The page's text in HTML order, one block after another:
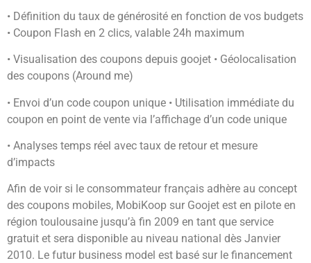
• Définition du taux de générosité en fonction de vos budgets
• Coupon Flash en 2 clics, valable 24h maximum
• Visualisation des coupons depuis goojet • Géolocalisation
des coupons (Around me)
• Envoi d’un code coupon unique • Utilisation immédiate du
coupon en point de vente via l’affichage d’un code unique
• Analyses temps réel avec taux de retour et mesure
d’impacts
Afin de voir si le consommateur français adhère au concept
des coupons mobiles, MobiKoop sur Goojet est en pilote en
région toulousaine jusqu’à fin 2009 en tant que service
gratuit et sera disponible au niveau national dès Janvier
2010. Le futur business model est basé sur le financement